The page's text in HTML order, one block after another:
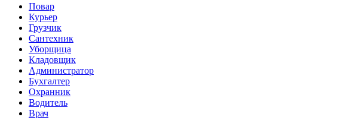
Повар
Курьер
Грузчик
Сантехник
Уборщица
Кладовщик
Администратор
Бухгалтер
Охранник
Водитель
Врач